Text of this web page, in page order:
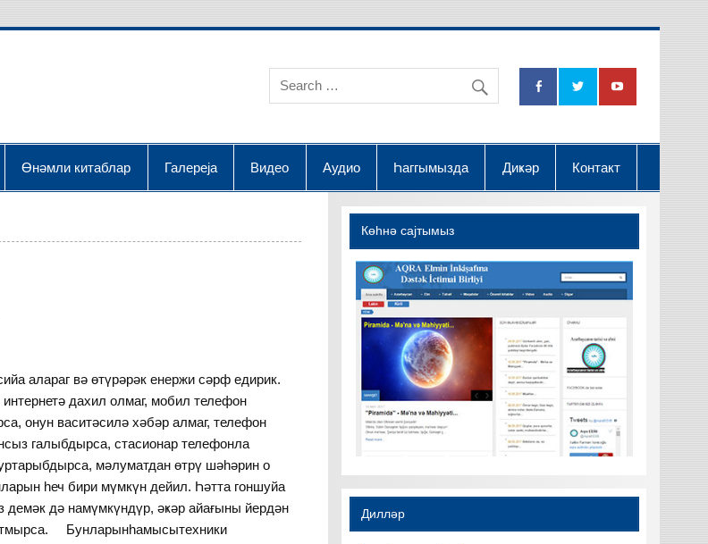
AQRA Elmin İnkişafına Dətsək İctimai Birliyi
Өнәмли китаблар Галереја Видео Аудио Һаггымызда Диҝәр Контакт
алараг вә өтүрәрәк енержи сәрф едирик.
дахил олмаг, мобил телефон
онун васитәсилә хәбәр алмаг, телефон
галыбдырса, стасионар телефонла
мәлуматдан өтрү шәһәрин о
һеч бири мүмкүн дейил. Һәтта гоншуйа
демәк дә намүмкүндүр, әҝәр айағыны йердән
Бунларынһамысытехники
Көһнә саjтымыз
Дилләр